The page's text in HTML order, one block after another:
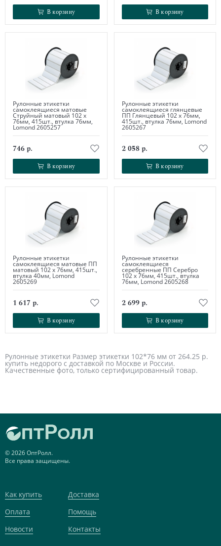
В корзину
В корзину В корзину
В корзину
Рулонные этикетки
самоклеящиеся матовые
Струйный матовый 102 х
76мм, 415шт., втулка 76мм,
Lomond 2605257
746 р.
В корзину
В корзину
Рулонные этикетки
самоклеящиеся глянцевые
ПП Глянцевый 102 х 76мм,
415шт., втулка 76мм, Lomond
2605267
2 058 р.
В корзину
В корзину
Рулонные этикетки
самоклеящиеся матовые ПП
матовый 102 х 76мм, 415шт.,
втулка 40мм, Lomond
2605269
1 617 р.
В корзину
В корзину
Рулонные этикетки
самоклеящиеся
серебренные ПП Серебро
102 х 76мм, 415шт., втулка
76мм, Lomond 2605268
2 699 р.
В корзину
В корзину
Рулонные этикетки Размер этикетки 102*76 мм от 264.25 р.
купить недорого с доставкой по Москве и России.
Качественные фото, только сертифицированный товар.
© 2026 ОптРолл.
Все права защищены.
Как купить
Доставка
Оплата
Помощь
Новости
Контакты